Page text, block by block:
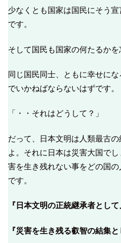
少なくとも国家は国民にそう
です。
そして国民も国家の何たるかを
同じ国民同士、ともに幸せに
でいかねばならないはずです。
「・・それはどうして？」
だって、日本文明は人類最古
よ。それに日本は災害大国で
害を生き残れない事をどの国
です。
『日本文明の正統継承者として
『災害を生き残る叡智の結集と